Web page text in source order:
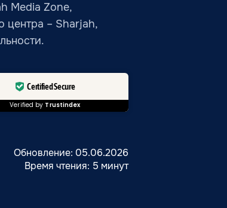
Media Zone,
центра – Sharjah,
Certified Secure
Verified by Trustindex
Обновление: 05.06.2026
Время чтения: 5 минут